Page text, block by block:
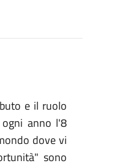
e il ruolo
ogni anno l'8
dove vi
sono